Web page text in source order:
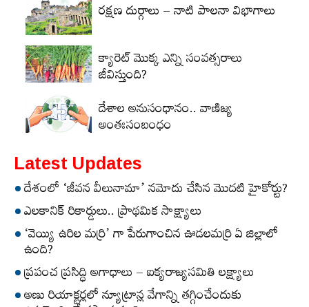
రక్షణ దుర్గాలు – నాటి పాలనా విభాగాలు
క్యారెట్‌ మొక్క ఎన్ని సంవత్సరాలు
జీవిస్తుంది?
దేశాల అనుసంధానం.. వాణిజ్య
అంతఃసంబంధం
Latest Updates
దేశంలో ‘జీవన వీలునామా’ నమోదు చేసిన మొదటి హైకోర్టు?
ఎలకానిక్‌ రికార్డులు.. ప్రాథమిక సాక్ష్యాలు
‘వెయ్యి ఉరిల మర్రి’ గా పేరుగాంచిన ఊడలమర్రి ఏ జిల్లాలో
ఉంది?
ప్రపంచ ప్రసిద్ధి అగాధాలు – ఐక్యరాజ్యసమితి లక్ష్యాలు
అణు రియాక్టర్లలో న్యూట్రాన్ల వేగాన్ని తగ్గించేందుకు